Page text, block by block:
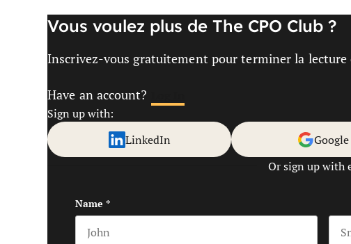
Vous voulez plus de The CPO Club ?
Inscrivez-vous gratuitement pour terminer la lecture
Have an account?
Sign up with:
LinkedIn
Google
Or sign up with
Name *